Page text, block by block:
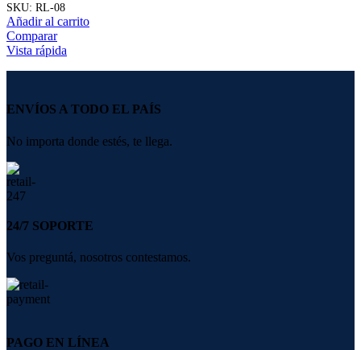
SKU: RL-08
Añadir al carrito
Comparar
Vista rápida
ENVÍOS A TODO EL PAÍS
No importa donde estés, te llega.
24/7 SOPORTE
Vos preguntá, nosotros contestamos.
PAGO EN LÍNEA